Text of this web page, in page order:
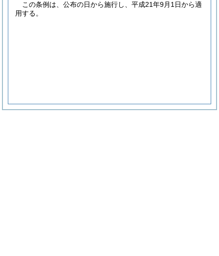
この条例は、公布の日から施行し、平成21年9月1日から適
用する。